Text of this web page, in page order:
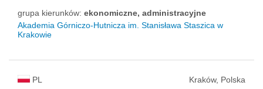
grupa kierunków: ekonomiczne, administracyjne
Akademia Górniczo-Hutnicza im. Stanisława Staszica w
Krakowie
PL Kraków, Polska